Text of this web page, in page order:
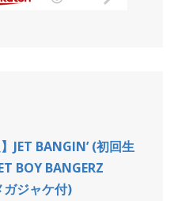
JET BANGIN’ (初回生
BOY BANGERZ
ジャケ付)